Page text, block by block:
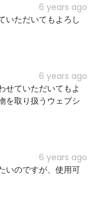
6 years ago
いただいてもよろし
6 years ago
せていただいてもよ
を取り扱うウェブシ
6 years ago
いのですが、使用可